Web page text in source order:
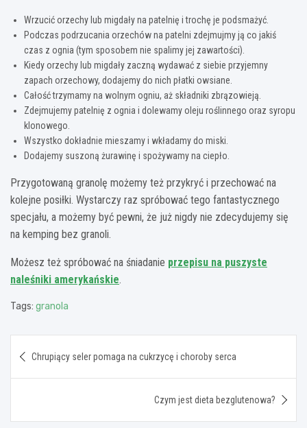
Wrzucić orzechy lub migdały na patelnię i trochę je podsmażyć.
Podczas podrzucania orzechów na patelni zdejmujmy ją co jakiś
czas z ognia (tym sposobem nie spalimy jej zawartości).
Kiedy orzechy lub migdały zaczną wydawać z siebie przyjemny
zapach orzechowy, dodajemy do nich płatki owsiane.
Całość trzymamy na wolnym ogniu, aż składniki zbrązowieją.
Zdejmujemy patelnię z ognia i dolewamy oleju roślinnego oraz syropu
klonowego.
Wszystko dokładnie mieszamy i wkładamy do miski.
Dodajemy suszoną żurawinę i spożywamy na ciepło.
Przygotowaną granolę możemy też przykryć i przechować na
kolejne posiłki. Wystarczy raz spróbować tego fantastycznego
specjału, a możemy być pewni, że już nigdy nie zdecydujemy się
na kemping bez granoli.
Możesz też spróbować na śniadanie przepisu na puszyste
naleśniki amerykańskie.
Tags: granola
wpisu
Chrupiący seler pomaga na cukrzycę i choroby serca
Czym jest dieta bezglutenowa?